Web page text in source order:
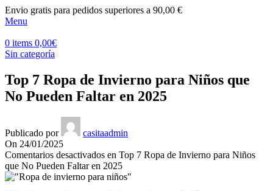
Envio gratis para pedidos superiores a 90,00 €
Menu
0 items 0,00€
Sin categoría
Top 7 Ropa de Invierno para Niños que
No Pueden Faltar en 2025
Publicado por
casitaadmin
On 24/01/2025
Comentarios desactivados en Top 7 Ropa de Invierno para Niños
que No Pueden Faltar en 2025